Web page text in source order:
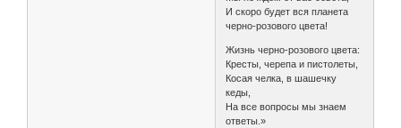
И скоро будет вся планета
черно-розового цвета!
Жизнь черно-розового цвета:
Кресты, черепа и пистолеты,
Косая челка, в шашечку
кеды,
На все вопросы мы знаем
ответы.»